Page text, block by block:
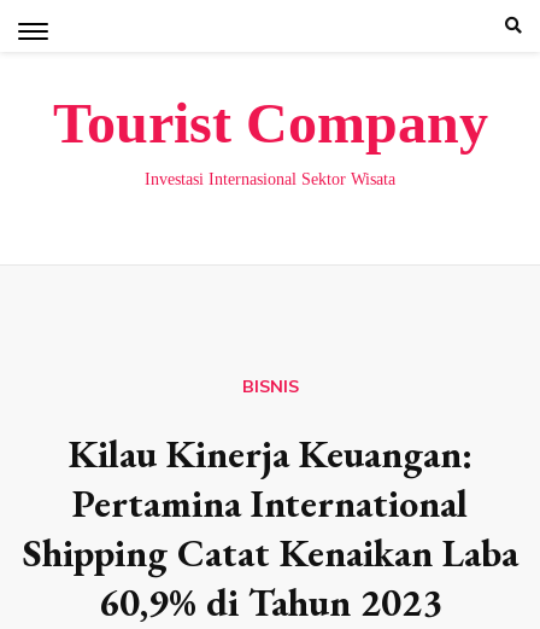
Tourist Company
Investasi Internasional Sektor Wisata
BISNIS
Kilau Kinerja Keuangan:
Pertamina International
Shipping Catat Kenaikan Laba
60,9% di Tahun 2023